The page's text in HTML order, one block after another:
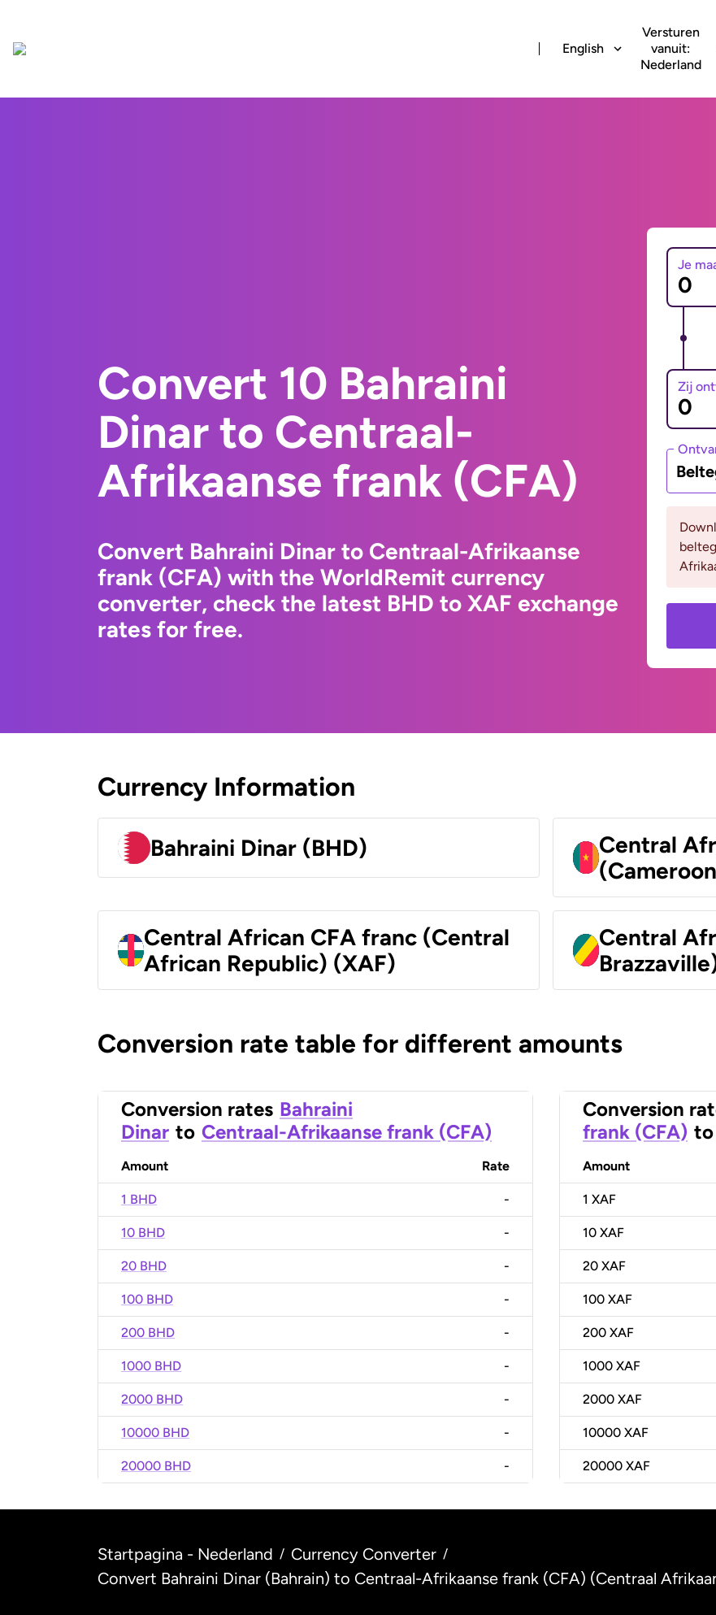
English
Versturen
vanuit:
Nederland
Convert 10 Bahraini
Dinar to Centraal-
Afrikaanse frank (CFA)
Convert Bahraini Dinar to Centraal-Afrikaanse
frank (CFA) with the WorldRemit currency
converter, check the latest BHD to XAF exchange
rates for free.
Je
Zij
Currency Information
Bahraini Dinar (BHD)
Central
Central African CFA franc (Central
African Republic) (XAF)
Central
Conversion rate table for different amounts
Conversion rates Bahraini
Dinar to Centraal-Afrikaanse frank (CFA)
Amount Rate
1 BHD -
10 BHD -
20 BHD -
100 BHD -
200 BHD -
1000 BHD -
2000 BHD -
10000 BHD -
20000 BHD -
Conversion
frank (CFA) to
Amount
1 XAF
10 XAF
20 XAF
100 XAF
200 XAF
1000 XAF
2000 XAF
10000 XAF
20000 XAF
Startpagina - Nederland / Currency Converter /
Convert Bahraini Dinar (Bahrain) to Centraal-Afrikaanse frank (CFA) (Centraal